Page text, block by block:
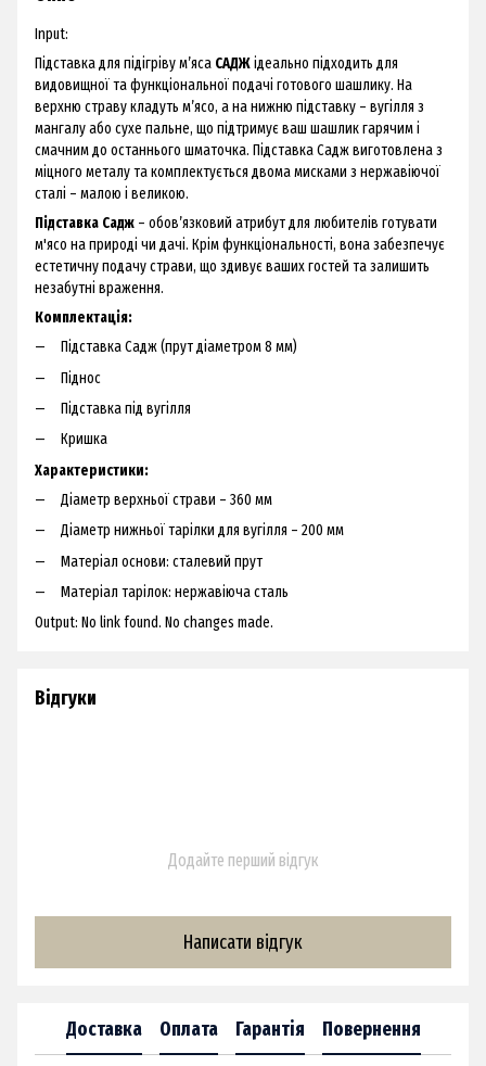
Input:
Підставка для підігріву м’яса САДЖідеально підходить для
видовищної та функціональної подачі готового шашлику. На
верхню страву кладуть м’ясо, а на нижню підставку – вугілля з
мангалу або сухе пальне, що підтримує ваш шашлик гарячим і
смачним до останнього шматочка. Підставка Садж виготовлена з
міцного металу та комплектується двома мисками з нержавіючої
сталі – малою і великою.
Підставка Садж – обов’язковий атрибут для любителів готувати
м'ясо на природі чи дачі. Крім функціональності, вона забезпечує
естетичну подачу страви, що здивує ваших гостей та залишить
незабутні враження.
Комплектація:
Підставка Садж (прут діаметром 8 мм)
Піднос
Підставка під вугілля
Кришка
Характеристики:
Діаметр верхньої страви – 360 мм
Діаметр нижньої тарілки для вугілля – 200 мм
Матеріал основи: сталевий прут
Матеріал тарілок: нержавіюча сталь
Output: No link found. No changes made.
Відгуки
Додайте перший відгук
Написати відгук
Доставка Оплата Гарантія Повернення